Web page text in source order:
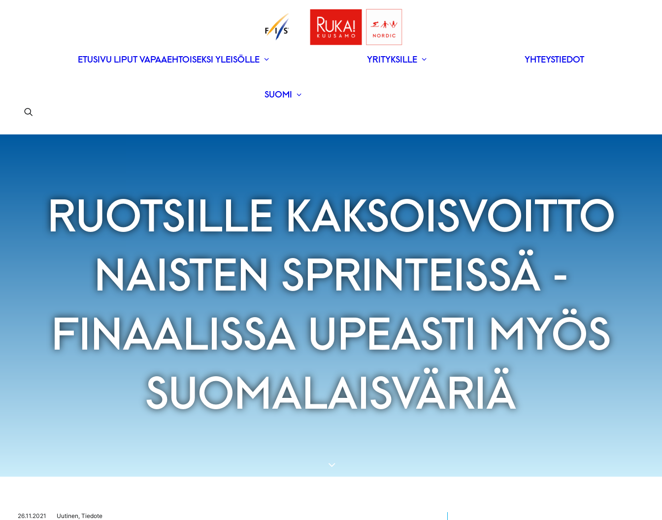
ETUSIVU LIPUT VAPAAEHTOISEKSI YLEISÖLLE YRITYKSILLE YHTEYSTIEDOT
SUOMI
RUOTSILLE KAKSOISVOITTO
NAISTEN SPRINTEISSÄ -
FINAALISSA UPEASTI MYÖS
SUOMALAISVÄRIÄ
26.11.2021 Uutinen, Tiedote